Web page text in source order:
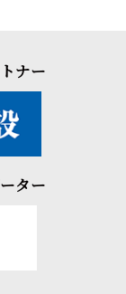
ナー
ター